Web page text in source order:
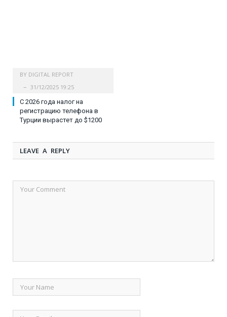
BY DIGITAL REPORT
31/12/2025 19:25
С 2026 года налог на
регистрацию телефона в
Турции вырастет до $1200
LEAVE A REPLY